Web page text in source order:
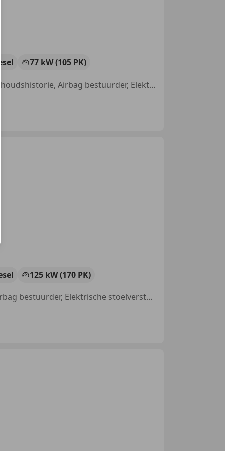
77 kW (105 PK)
Trekhaak, Alarm, Lichtmetalen velgen, Parkeerhulp achter, Met onderhoudshistorie, Airbag bestuurder, Elektrische ramen, Getinte ramen
125 kW (170 PK)
Alarm, Stoelverwarming, 4x4, LED verlichting, Lichtmetalen velgen, Airbag bestuurder, Elektrische stoelverstelling, Armsteun